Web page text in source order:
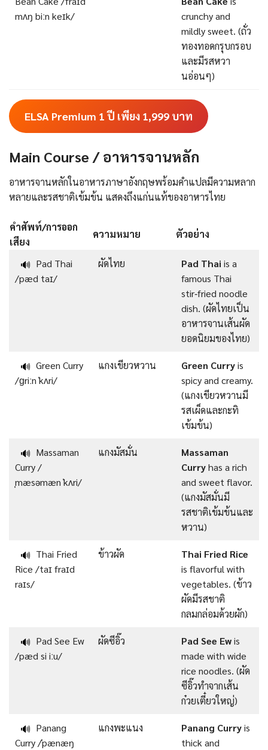
mʌŋ biːn keɪk/
crunchy and
mildly sweet. (ถั่ว
ทองทอดกรุบกรอบ
และมีรสหวา
นอ่อนๆ)
ELSA Premium 1 ปี เพียง 1,999 บาท
Main Course / อาหารจานหลัก
อาหารจานหลักในอาหารภาษาอังกฤษพร้อมคําแปลมีความหลาก
หลายและรสชาติเข้มข้น แสดงถึงแก่นแท้ของอาหารไทย
คำศัพท์/การออก
เสียง
ความหมาย ตัวอย่าง
🔊 Pad Thai
/pæd taɪ/
ผัดไทย Pad Thai is a
famous Thai
stir‑fried noodle
dish. (ผัดไทยเป็น
อาหารจานเส้นผัด
ยอดนิยมของไทย)
🔊 Green Curry
/ɡriːn ˈkʌri/
แกงเขียวหวาน Green Curryis
spicy and creamy.
(แกงเขียวหวานมี
รสเผ็ดและกะทิ
เข้มข้น)
🔊 Massaman
Curry /
ˌmæsəmæn ˈkʌri/
แกงมัสมั่น
Massaman
Curryhas a rich
and sweet flavor.
(แกงมัสมั่นมี
รสชาติเข้มข้นและ
หวาน)
🔊 Thai Fried
Rice /taɪ fraɪd
raɪs/
ข้าวผัด
Thai Fried Rice
is flavorful with
vegetables. (ข้าว
ผัดมีรสชาติ
กลมกล่อมด้วยผัก)
🔊 Pad See Ew
/pæd si iːu/
ผัดซีอิ๊ว Pad See Ewis
made with wide
rice noodles. (ผัด
ซีอิ๊วทำจากเส้น
ก๋วยเตี๋ยวใหญ่)
🔊 Panang
Curry /ˈpænæŋ
แกงพะแนง Panang Curryis
thick and